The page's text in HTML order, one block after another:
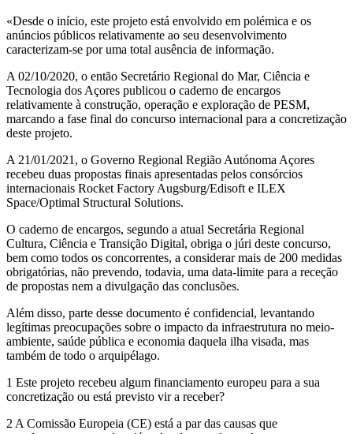
«Desde o início, este projeto está envolvido em polémica e os
anúncios públicos relativamente ao seu desenvolvimento
caracterizam-se por uma total ausência de informação.
A 02/10/2020, o então Secretário Regional do Mar, Ciência e
Tecnologia dos Açores publicou o caderno de encargos
relativamente à construção, operação e exploração de PESM,
marcando a fase final do concurso internacional para a concretização
deste projeto.
A 21/01/2021, o Governo Regional Região Autónoma Açores
recebeu duas propostas finais apresentadas pelos consórcios
internacionais Rocket Factory Augsburg/Edisoft e ILEX
Space/Optimal Structural Solutions.
O caderno de encargos, segundo a atual Secretária Regional
Cultura, Ciência e Transição Digital, obriga o júri deste concurso,
bem como todos os concorrentes, a considerar mais de 200 medidas
obrigatórias, não prevendo, todavia, uma data-limite para a receção
de propostas nem a divulgação das conclusões.
Além disso, parte desse documento é confidencial, levantando
legítimas preocupações sobre o impacto da infraestrutura no meio-
ambiente, saúde pública e economia daquela ilha visada, mas
também de todo o arquipélago.
1 Este projeto recebeu algum financiamento europeu para a sua
concretização ou está previsto vir a receber?
2 A Comissão Europeia (CE) está a par das causas que